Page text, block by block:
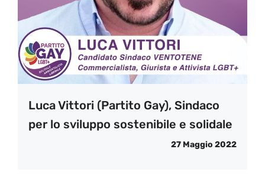
Luca Vittori (Partito Gay), Sindaco
per lo sviluppo sostenibile e solidale
27 Maggio 2022